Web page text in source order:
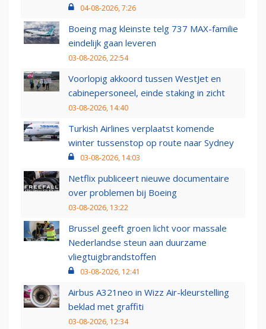
04-08-2026, 7:26
Boeing mag kleinste telg 737 MAX-familie
eindelijk gaan leveren
03-08-2026, 22:54
Voorlopig akkoord tussen WestJet en
cabinepersoneel, einde staking in zicht
03-08-2026, 14:40
Turkish Airlines verplaatst komende
winter tussenstop op route naar Sydney
03-08-2026, 14:03
Netflix publiceert nieuwe documentaire
over problemen bij Boeing
03-08-2026, 13:22
Brussel geeft groen licht voor massale
Nederlandse steun aan duurzame
vliegtuigbrandstoffen
03-08-2026, 12:41
Airbus A321neo in Wizz Air-kleurstelling
beklad met graffiti
03-08-2026, 12:34